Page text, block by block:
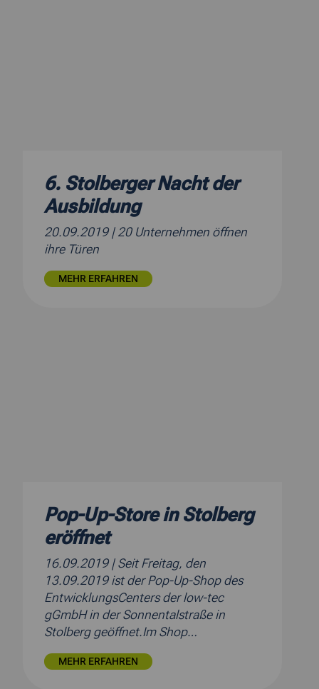
6. Stolberger Nacht der
Ausbildung
20.09.2019 | 20 Unternehmen öffnen
ihre Türen
MEHR ERFAHREN
Pop-Up-Store in Stolberg
eröffnet
16.09.2019 | Seit Freitag, den
13.09.2019 ist der Pop-Up-Shop des
EntwicklungsCenters der low-tec
gGmbH in der Sonnentalstraße in
Stolberg geöffnet.Im Shop…
MEHR ERFAHREN